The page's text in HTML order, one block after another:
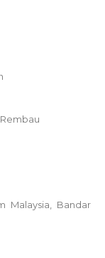
Malaysia, Bandar